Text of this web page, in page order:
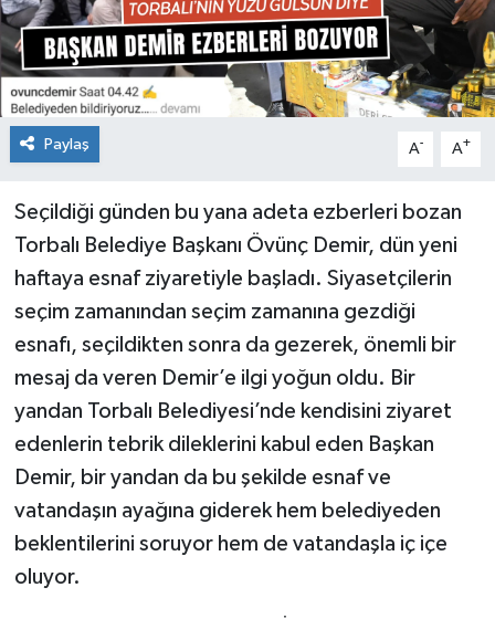
Paylaş A- A+
Seçildiği günden bu yana adeta ezberleri bozan
Torbalı Belediye Başkanı Övünç Demir, dün yeni
haftaya esnaf ziyaretiyle başladı. Siyasetçilerin
seçim zamanından seçim zamanına gezdiği
esnafı, seçildikten sonra da gezerek, önemli bir
mesaj da veren Demir’e ilgi yoğun oldu. Bir
yandan Torbalı Belediyesi’nde kendisini ziyaret
edenlerin tebrik dileklerini kabul eden Başkan
Demir, bir yandan da bu şekilde esnaf ve
vatandaşın ayağına giderek hem belediyeden
beklentilerini soruyor hem de vatandaşla iç içe
oluyor.